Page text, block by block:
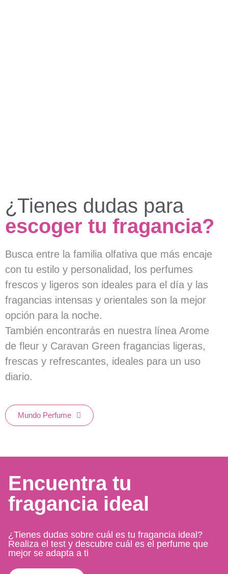
¿Tienes dudas para
escoger tu fragancia?
Busca entre la familia olfativa que más encaje
con tu estilo y personalidad, los perfumes
frescos y ligeros son ideales para el día y las
fragancias intensas y orientales son la mejor
opción para la noche.
También encontrarás en nuestra línea Arome
de fleur y Caravan Green fragancias ligeras,
frescas y refrescantes, ideales para un uso
diario.
Mundo Perfume
Encuentra tu
fragancia ideal
¿Tienes dudas sobre cuál es tu fragancia ideal?
Realiza el test y descubre cuál es el perfume que
mejor se adapta a ti